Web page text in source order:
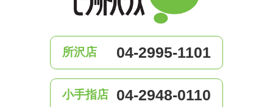
所沢店 04-2995-1101
小手指店 04-2948-0110